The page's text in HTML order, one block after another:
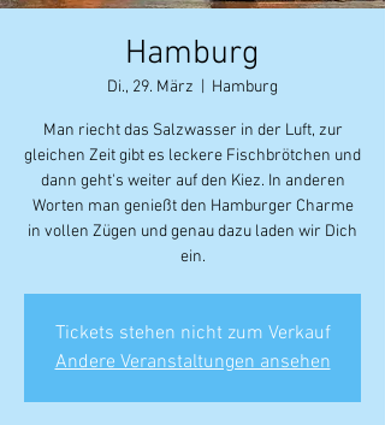
Hamburg
Di., 29. März Hamburg
Man riecht das Salzwasser in der Luft, zur
gleichen Zeit gibt es leckere Fischbrötchen und
dann geht's weiter auf den Kiez. In anderen
Worten man genießt den Hamburger Charme
in vollen Zügen und genau dazu laden wir Dich
ein.
Tickets stehen nicht zum Verkauf
Andere Veranstaltungen ansehen